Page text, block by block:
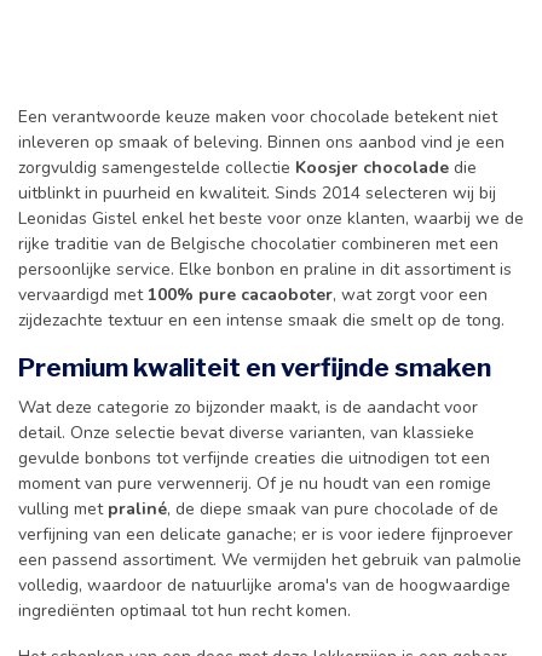
Een verantwoorde keuze maken voor chocolade betekent niet
inleveren op smaak of beleving. Binnen ons aanbod vind je een
zorgvuldig samengestelde collectie Koosjer chocolade die
uitblinkt in puurheid en kwaliteit. Sinds 2014 selecteren wij bij
Leonidas Gistel enkel het beste voor onze klanten, waarbij we de
rijke traditie van de Belgische chocolatier combineren met een
persoonlijke service. Elke bonbon en praline in dit assortiment is
vervaardigd met 100% pure cacaoboter, wat zorgt voor een
zijdezachte textuur en een intense smaak die smelt op de tong.
Premium kwaliteit en verfijnde smaken
Wat deze categorie zo bijzonder maakt, is de aandacht voor
detail. Onze selectie bevat diverse varianten, van klassieke
gevulde bonbons tot verfijnde creaties die uitnodigen tot een
moment van pure verwennerij. Of je nu houdt van een romige
vulling met praliné, de diepe smaak van pure chocolade of de
verfijning van een delicate ganache; er is voor iedere fijnproever
een passend assortiment. We vermijden het gebruik van palmolie
volledig, waardoor de natuurlijke aroma's van de hoogwaardige
ingrediënten optimaal tot hun recht komen.